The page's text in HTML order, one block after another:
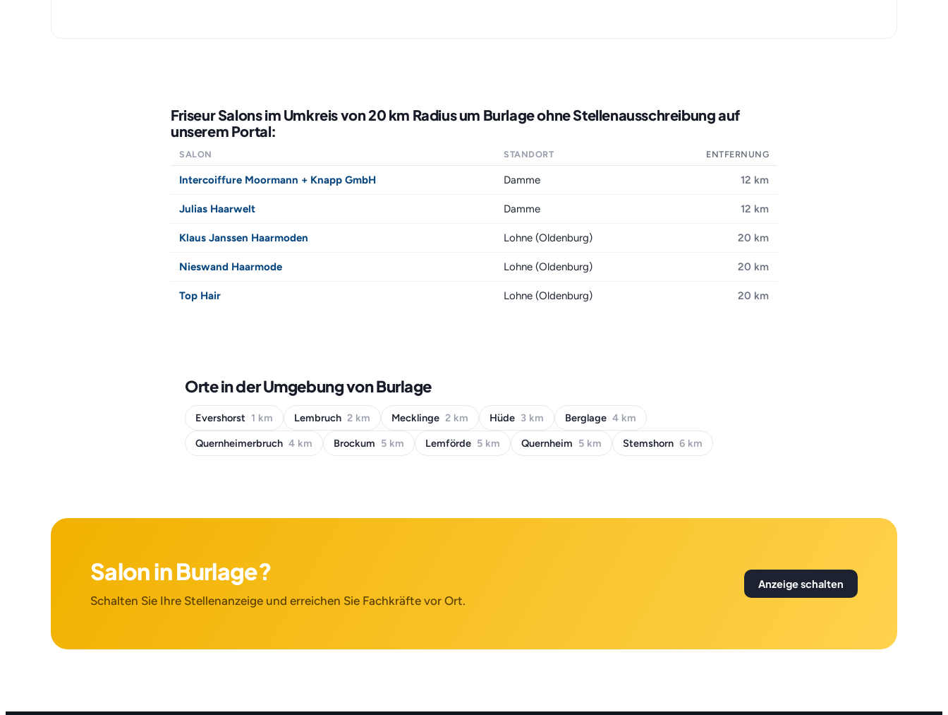
Friseur Salons im Umkreis von 20 km Radius um Burlage ohne Stellenausschreibung auf
unserem Portal:
SALON STANDORT ENTFERNUNG
Intercoiffure Moormann + Knapp GmbH Damme 12 km
Julias Haarwelt Damme 12 km
Klaus Janssen Haarmoden Lohne (Oldenburg) 20 km
Nieswand Haarmode Lohne (Oldenburg) 20 km
Top Hair Lohne (Oldenburg) 20 km
Orte in der Umgebung von Burlage
Evershorst 1 km Lembruch 2 km Mecklinge 2 km Hüde 3 km Berglage 4 km
Quernheimerbruch 4 km Brockum 5 km Lemförde 5 km Quernheim 5 km Stemshorn 6 km
Salon in Burlage?
Schalten Sie Ihre Stellenanzeige und erreichen Sie Fachkräfte vor Ort.
Anzeige schalten